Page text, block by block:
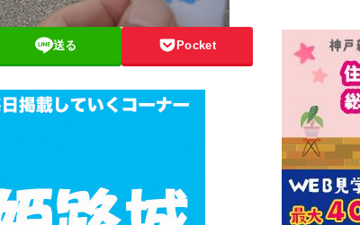
送る Pocket